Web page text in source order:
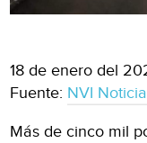
18 de enero del
Fuente: NVI
Más de cinco mil